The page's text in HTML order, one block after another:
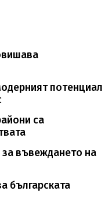
потенциал
са
за въвеждането на
българската